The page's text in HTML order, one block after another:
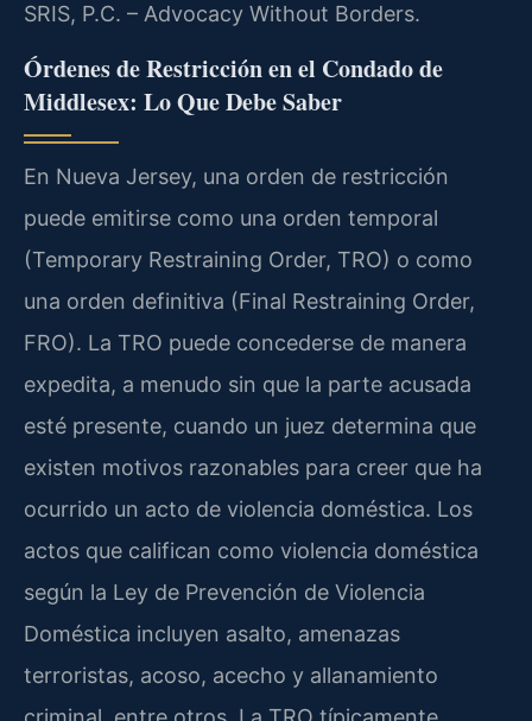
SRIS, P.C. – Advocacy Without Borders.
Órdenes de Restricción en el Condado de
Middlesex: Lo Que Debe Saber
En Nueva Jersey, una orden de restricción
puede emitirse como una orden temporal
(Temporary Restraining Order, TRO) o como
una orden definitiva (Final Restraining Order,
FRO). La TRO puede concederse de manera
expedita, a menudo sin que la parte acusada
esté presente, cuando un juez determina que
existen motivos razonables para creer que ha
ocurrido un acto de violencia doméstica. Los
actos que califican como violencia doméstica
según la Ley de Prevención de Violencia
Doméstica incluyen asalto, amenazas
terroristas, acoso, acecho y allanamiento